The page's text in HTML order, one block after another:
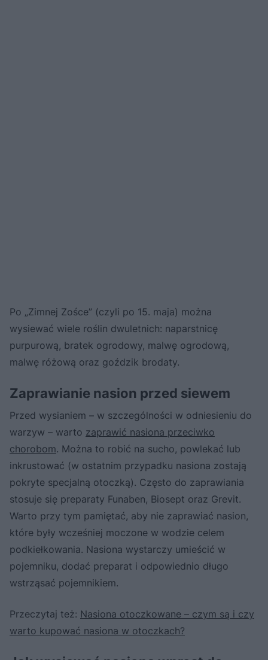
Po „Zimnej Zośce” (czyli po 15. maja) można
wysiewać wiele roślin dwuletnich: naparstnicę
purpurową, bratek ogrodowy, malwę ogrodową,
malwę różową oraz goździk brodaty.
Zaprawianie nasion przed siewem
Przed wysianiem – w szczególności w odniesieniu do
warzyw – warto zaprawić nasiona przeciwko
chorobom. Można to robić na sucho, powlekać lub
inkrustować (w ostatnim przypadku nasiona zostają
pokryte specjalną otoczką). Często do zaprawiania
stosuje się preparaty Funaben, Biosept oraz Grevit.
Warto przy tym pamiętać, aby nie zaprawiać nasion,
które były wcześniej moczone w wodzie celem
podkiełkowania. Nasiona wystarczy umieścić w
pojemniku, dodać preparat i odpowiednio długo
wstrząsać pojemnikiem.
Przeczytaj też: Nasiona otoczkowane – czym są i czy
warto kupować nasiona w otoczkach?